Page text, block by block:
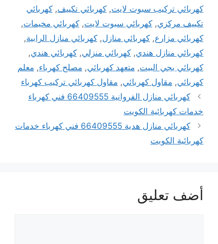
كهربائي تركيب سبوت لايت, كهربائي تكييف, كهربائي
تكييف مركزي, كهربائي سبوت لايت, كهربائي مخيمات,
كهربائي مزارع, كهربائي منازل, كهربائي منازل الرابية,
كهربائي منازل هندي, كهربائي منزلي, كهربائي هندي,
كهربائي يجي البيت, متعهد كهربائي, مصلح كهرباء, معلم
كهربائي, مقاول كهربائي, مقاول كهربائي تركيب كهرباء
كهربائي منازل الفروانية 66409555 فني كهرباء
خدمات كهربائية الكويت
كهربائي منازل هدية 66409555 فني كهرباء خدمات
كهربائية الكويت
أضف تعليق